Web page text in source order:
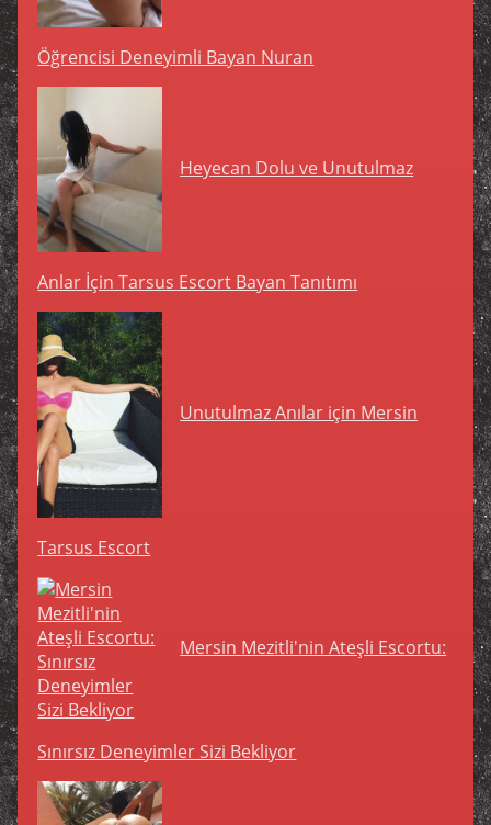
Öğrencisi Deneyimli Bayan Nuran
Heyecan Dolu ve Unutulmaz
Anlar İçin Tarsus Escort Bayan Tanıtımı
Unutulmaz Anılar için Mersin
Tarsus Escort
Mersin Mezitli'nin Ateşli Escortu:
Sınırsız Deneyimler Sizi Bekliyor